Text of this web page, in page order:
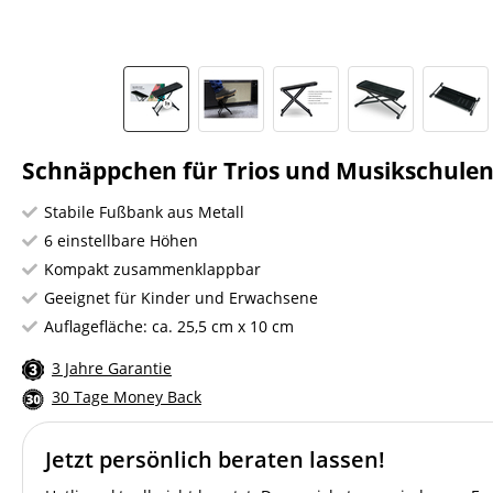
Schnäppchen für Trios und
Stabile Fußbank aus Metall
6 einstellbare Höhen
Kompakt zusammenklappbar
Geeignet für Kinder und Erwachsene
Auflagefläche: ca. 25,5 cm x 10 cm
3 Jahre Garantie
30 Tage Money Back
Jetzt persönlich beraten lassen!